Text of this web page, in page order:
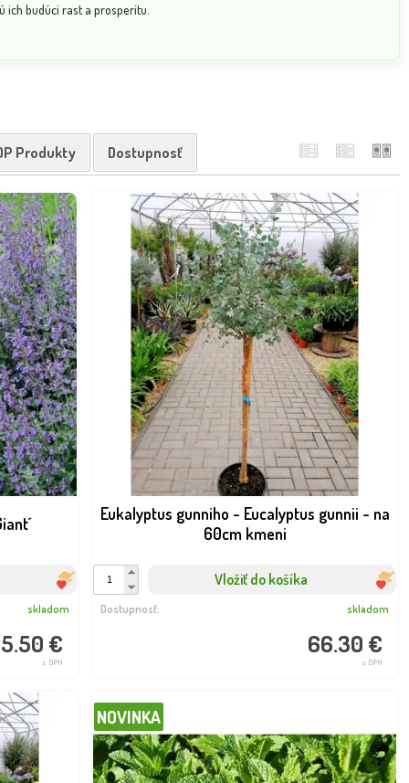
budúci rast a prosperitu.
Produkty Dostupnosť
5.50 €
s DPH
skladom
Eukalyptus gunniho - Eucalyptus gunnii - na
60cm kmeni
Vložiť do košíka
66.30 €
s DPH
Dostupnosť: skladom
NOVINKA